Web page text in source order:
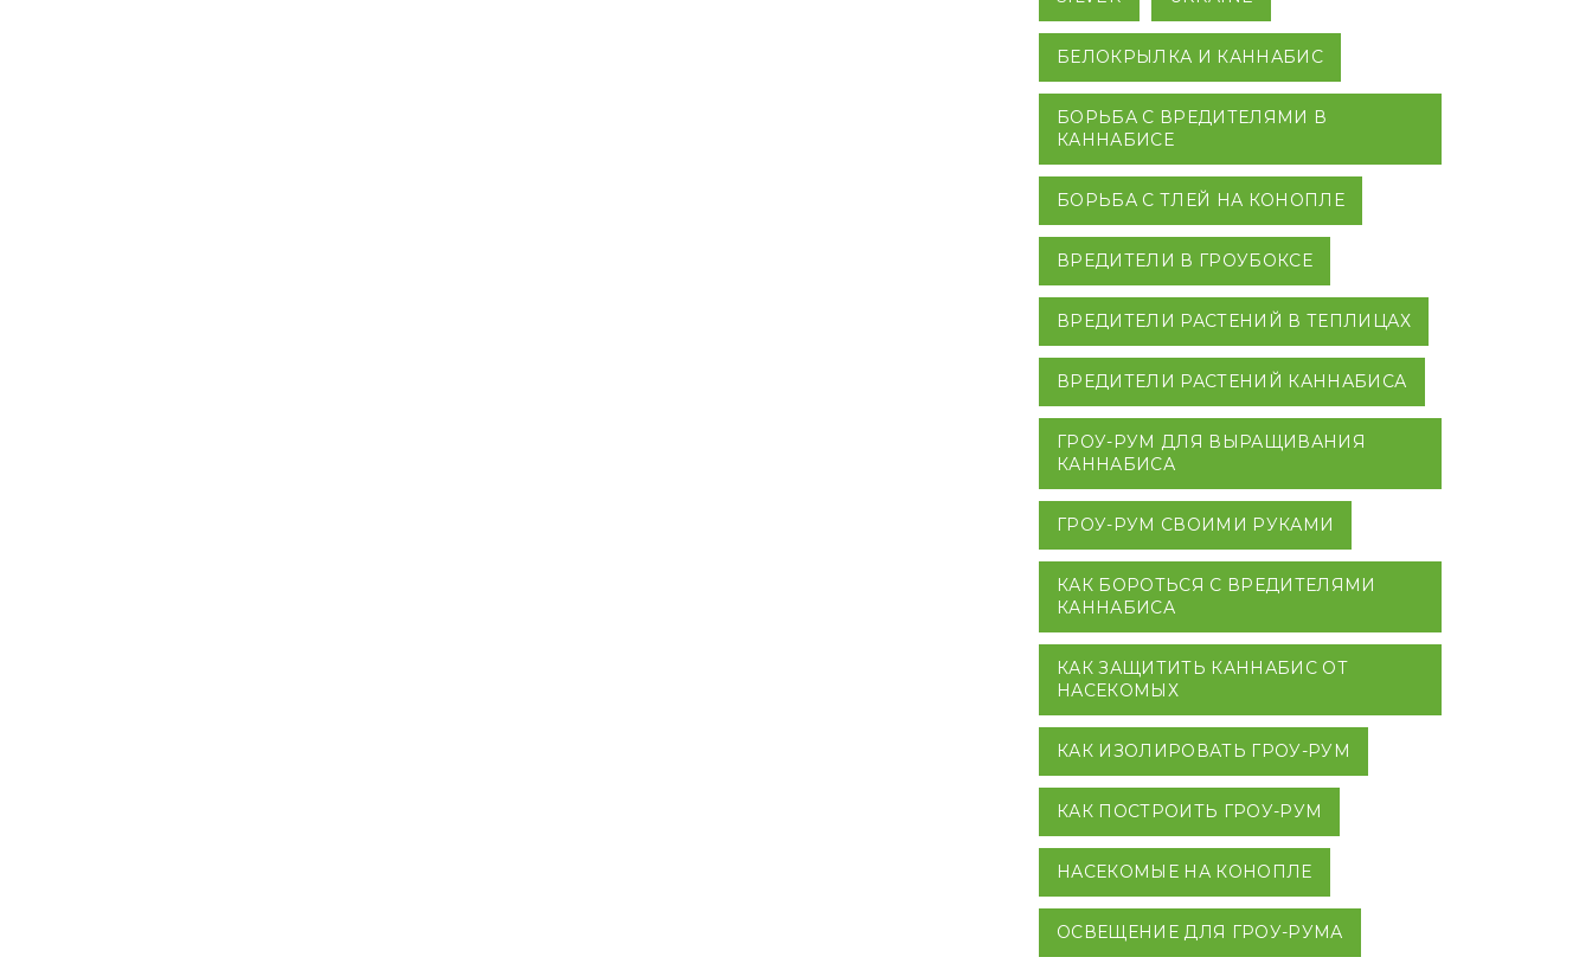
БЕЛОКРЫЛКА И КАННАБИС
БОРЬБА С ВРЕДИТЕЛЯМИ В
КАННАБИСЕ
БОРЬБА С ТЛЕЙ НА КОНОПЛЕ
ВРЕДИТЕЛИ В ГРОУБОКСЕ
ВРЕДИТЕЛИ РАСТЕНИЙ В ТЕПЛИЦАХ
ВРЕДИТЕЛИ РАСТЕНИЙ КАННАБИСА
ГРОУ-РУМ ДЛЯ ВЫРАЩИВАНИЯ
КАННАБИСА
ГРОУ-РУМ СВОИМИ РУКАМИ
КАК БОРОТЬСЯ С ВРЕДИТЕЛЯМИ
КАННАБИСА
КАК ЗАЩИТИТЬ КАННАБИС ОТ
НАСЕКОМЫХ
КАК ИЗОЛИРОВАТЬ ГРОУ-РУМ
КАК ПОСТРОИТЬ ГРОУ-РУМ
НАСЕКОМЫЕ НА КОНОПЛЕ
ОСВЕЩЕНИЕ ДЛЯ ГРОУ-РУМА